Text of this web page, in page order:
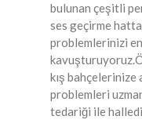
bulunan çeşitli
ses geçirme
problemlerinizi
kış bahçelerinize
problemleri
tedariği ile